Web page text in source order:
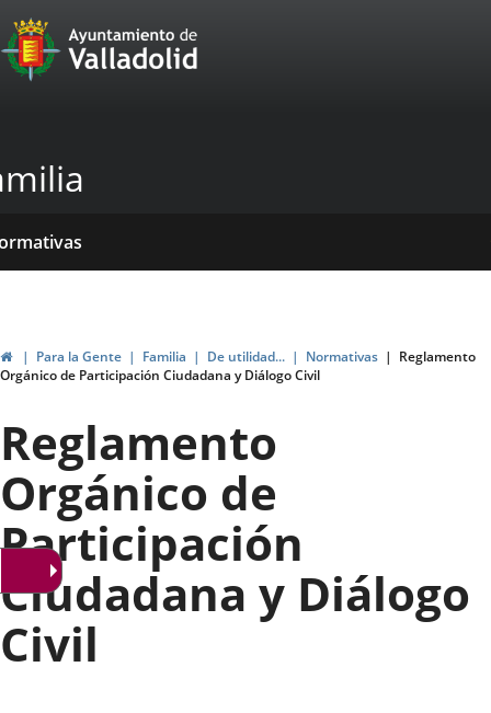
Portal
Web
Ayuntamiento
de
Valladolid
InicioPara la Gente Familia De utilidad... Normativas
Reglamento
Orgánico de Participación Ciudadana y Diálogo Civil
Reglamento
Orgánico de
Participación
Ciudadana y Diálogo
Civil